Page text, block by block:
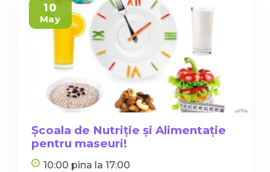
10
May
Școala de Nutriție și Alimentație
pentru maseuri!
10:00 pina la 17:00